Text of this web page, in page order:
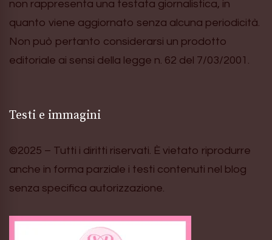
non rappresenta una testata giornalistica, in
quanto viene aggiornato senza alcuna periodicità.
Non può pertanto considerarsi un prodotto
editoriale ai sensi della legge n. 62 del 7/03/2001.
Testi e immagini
©2025 – Tutti i diritti riservati. È vietato riprodurre
anche in forma parziale i testi contenuti nel blog
senza specifica autorizzazione.